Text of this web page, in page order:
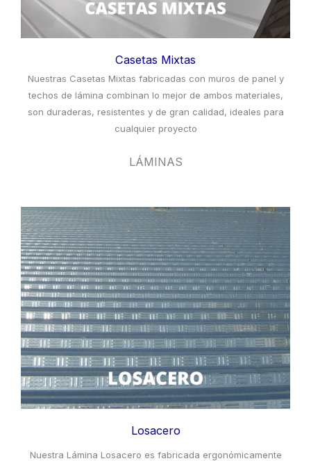
Casetas Mixtas
Nuestras Casetas Mixtas fabricadas con muros de panel y
techos de lámina combinan lo mejor de ambos materiales,
son duraderas, resistentes y de gran calidad, ideales para
cualquier proyecto
LÁMINAS
Losacero
Nuestra Lámina Losacero es fabricada ergonómicamente